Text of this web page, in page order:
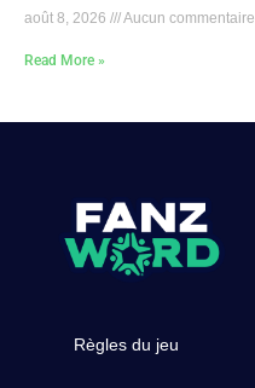
août 8, 2026 Aucun commentaire
Read More »
Règles du jeu